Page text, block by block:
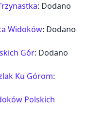
: Dodano
Widoków: Dodano
Gór: Dodano
Ku Górom:
Polskich